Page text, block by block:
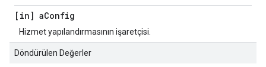
[in] aConfig
Hizmet yapılandırmasının işaretçisi.
Döndürülen Değerler